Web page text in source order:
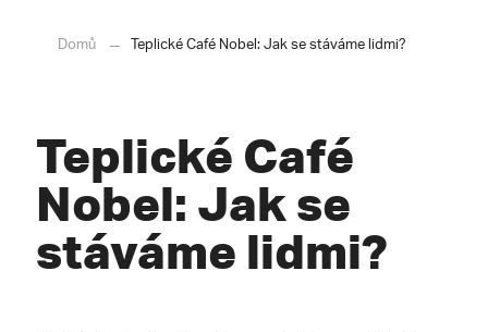
Domů Teplické Café Nobel: Jak se stáváme lidmi?
Teplické Café
Nobel: Jak se
stáváme lidmi?